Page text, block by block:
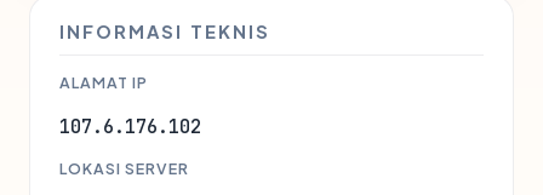
INFORMASI TEKNIS
ALAMAT IP
107.6.176.102
LOKASI SERVER